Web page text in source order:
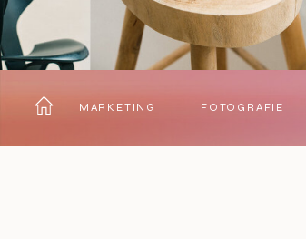
MARKETING FOTOGRAFIE